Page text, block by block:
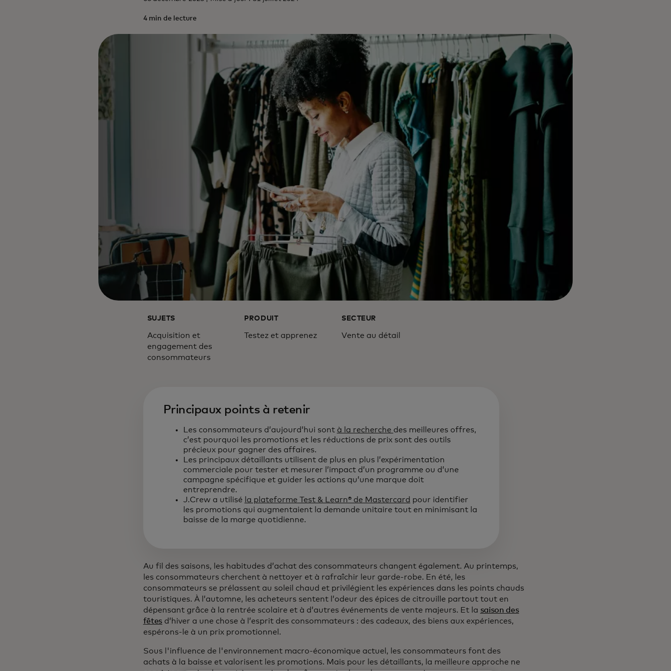
4 min de lecture
SUJETS
Acquisition et
engagement des
consommateurs
PRODUIT
Testez et apprenez
SECTEUR
Vente au détail
Principaux points à retenir
Les consommateurs d’aujourd’hui sont à la recherche des meilleures offres,
c’est pourquoi les promotions et les réductions de prix sont des outils
précieux pour gagner des affaires.
Les principaux détaillants utilisent de plus en plus l’expérimentation
commerciale pour tester et mesurer l’impact d’un programme ou d’une
campagne spécifique et guider les actions qu’une marque doit
entreprendre.
J.Crew a utilisé
la plateforme Test & Learn® de Mastercard pour identifier
les promotions qui augmentaient la demande unitaire tout en minimisant la
baisse de la marge quotidienne.
Au fil des saisons, les habitudes d’achat des consommateurs changent également. Au printemps,
les consommateurs cherchent à nettoyer et à rafraîchir leur garde-robe. En été, les
consommateurs se prélassent au soleil chaud et privilégient les expériences dans les points chauds
touristiques. À l’automne, les acheteurs sentent l’odeur des épices de citrouille partout tout en
dépensant grâce à la rentrée scolaire et à d’autres événements de vente majeurs. Et la saison des
fêtes d’hiver a une chose à l’esprit des consommateurs : des cadeaux, des biens aux expériences,
espérons-le à un prix promotionnel.
Sous l'influence de l'environnement macro-économique actuel, les consommateurs font des
achats à la baisse et valorisent les promotions. Mais pour les détaillants, la meilleure approche ne